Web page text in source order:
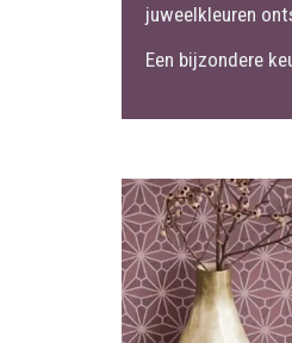
juweelkleuren
Een bijzondere